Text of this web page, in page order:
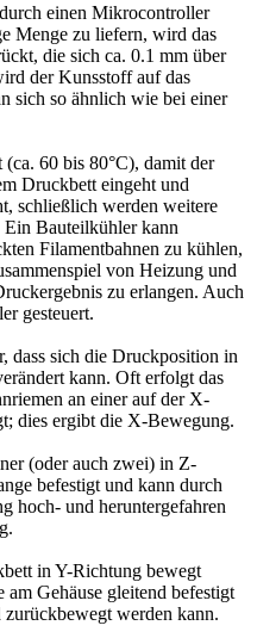
einen Mikrocontroller
Menge zu liefern, wird das
die sich ca. 0.1 mm über
der Kunsstoff auf das
sich so ähnlich wie bei einer
60 bis 80°C), damit der
Druckbett eingeht und
schließlich werden weitere
Ein Bauteilkühler kann
Filamentbahnen zu kühlen,
von Heizung und
zu erlangen. Auch
gesteuert.
dass sich die Druckposition in
kann. Oft erfolgt das
an einer auf der X-
dies ergibt die X-Bewegung.
(oder auch zwei) in Z-
befestigt und kann durch
hoch- und heruntergefahren
in Y-Richtung bewegt
Gehäuse gleitend befestigt
werden kann.